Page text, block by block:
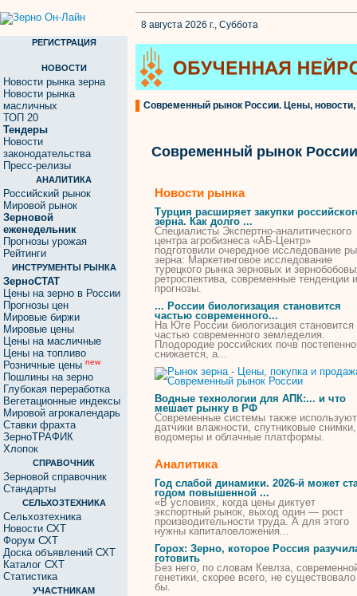
8 августа 2026 г., Суббота
РЕГИСТРАЦИЯ
НОВОСТИ
Новости рынка зерна
Новости рынка
масличных
ТОП 20
Тендеры
Новости
законодательства
Пресс-релизы
АНАЛИТИКА
Российский рынок
Мировой рынок
Зерновой
еженедельник
Прогнозы урожая
Рейтинги
ИНСТРУМЕНТЫ РЫНКА
ЗерноСТАТ
Цены на зерно в России
Прогнозы цен
Мировые биржи
Мировые цены
Цены на масличные
Цены на топливо
Розничные цены new
Пошлины на зерно
Глубокая переработка
Вегетационные индексы
Мировой агрокалендарь
Ставки фрахта
ЗерноТРАФИК
Хлопок
СПРАВОЧНИК
Зерновой справочник
Стандарты
СЕЛЬХОЗТЕХНИКА
Сельхозтехника
Новости СХТ
Форум СХТ
Доска объявлений СХТ
Каталог СХТ
Статистика
УЧАСТНИКАМ
Современный рынок России. Цены, новости,
Современный рынок России
Новости рынка
Турция расширяет закупки
зерна. Как долго ...
Специалисты Экспертно-аналитического
центра агробизнеса «АБ-Центр»
подготовили очередное исследование
зерна: Маркетинговое исследование
турецкогорынка зерновых и
ретроспектива, современные тенденции и
прогнозы.
... России биологизация становится
частью современного...
На Юге России биологизация становится
частью современного земледелия.
Плодородие российских почв постепенно
снижается, а...
Водные технологии для АПК:... и что
мешает рынку в РФ
Современные системы также используют
датчики влажности, спутниковые снимки,
водомеры и облачные платформы.
Аналитика
Год слабой динамики. 2026-й может
годом повышенной ...
«В условиях, когда цены диктует
экспортный рынок, выход один — рост
производительности труда. А для этого
нужны капиталовложения...
Горох: Зерно, которое Россия
готовить
Без него, по словам Кевлза,
генетики, скорее всего, не существовало
бы.